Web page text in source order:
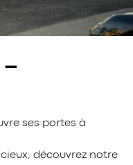
–
ses portes à
découvrez notre